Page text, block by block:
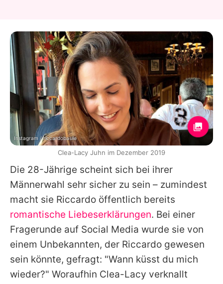
Die 28-Jährige scheint sich bei ihrer
Männerwahl sehr sicher zu sein – zumindest
macht sie Riccardo öffentlich bereits
romantische Liebeserklärungen. Bei einer
Fragerunde auf Social Media wurde sie von
einem Unbekannten, der Riccardo gewesen
sein könnte, gefragt: "Wann küsst du mich
wieder?" Woraufhin Clea-Lacy verknallt
Instagram / riccardobasile
Clea-Lacy Juhn im Dezember 2019